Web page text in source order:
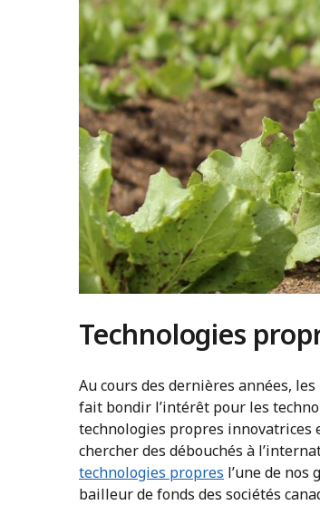
Technologies
Au cours des dernières années,
fait bondir l’intérêt pour les
technologies propres innovatrices
chercher des débouchés à
technologies propres l’une de
bailleur de fonds des sociétés